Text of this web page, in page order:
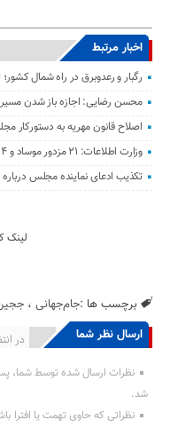
اخبار مرتبط
رگبار و رعدوبرق در راه شمال
محسن رضایی: اجازه باز شدن مسیر
اصلاح قانون مهریه به دستورکار
وزارت اطلاعات: ۲۱ مزدور موساد و ۴ شرور مسلح در کرمان بازداشت شدند
تکذیب ادعای نماینده مجلس
لینک
برچسب ها :جام‌جهانی ،
ارسال نظر شما در انتشار یافته : 0
نظرات ارسال شده توسط شما،
شد.
نظراتی که حاوی تهمت یا افترا